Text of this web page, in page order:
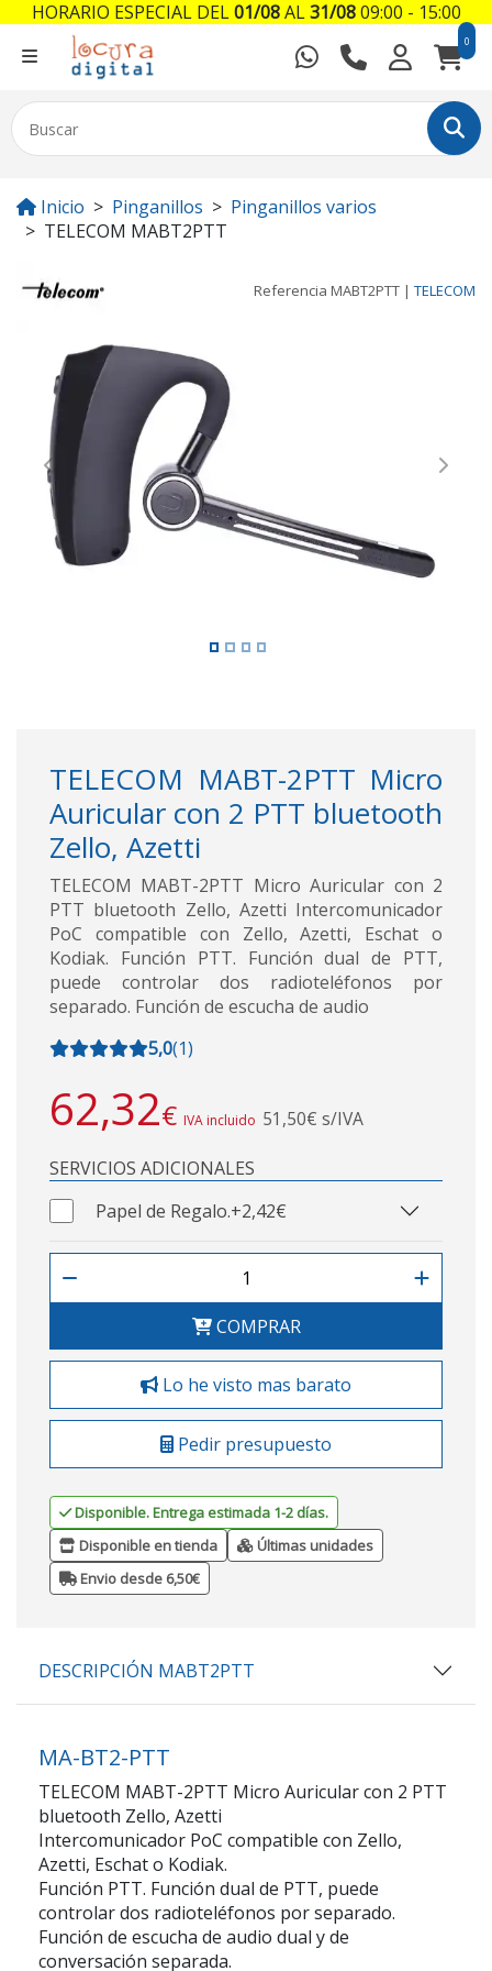
0
Inicio Pinganillos
Pinganillos varios
TELECOM MABT2PTT
Referencia MABT2PTT | TELECOM
Previous Next
TELECOM MABT-2PTT Micro
Auricular con 2 PTT bluetooth
Zello, Azetti
TELECOM MABT-2PTT Micro Auricular con 2
PTT bluetooth Zello, Azetti Intercomunicador
PoC compatible con Zello, Azetti, Eschat o
Kodiak. Función PTT. Función dual de PTT,
puede controlar dos radioteléfonos por
separado. Función de escucha de audio
5,0(1)
62,32€ IVA incluido 51,50€ s/IVA
SERVICIOS ADICIONALES
Papel de Regalo.+2,42€
COMPRAR
Lo he visto mas barato
Pedir presupuesto
Disponible. Entrega estimada 1-2 días.
Disponible en tienda
Últimas unidades
Envio desde 6,50€
DESCRIPCIÓN MABT2PTT
MA-BT2-PTT
TELECOM MABT-2PTT Micro Auricular con 2 PTT
bluetooth Zello, Azetti
Intercomunicador PoC compatible con Zello,
Azetti, Eschat o Kodiak.
Función PTT. Función dual de PTT, puede
controlar dos radioteléfonos por separado.
Función de escucha de audio dual y de
conversación separada.
HORARIO ESPECIAL DEL01/08AL31/0809:00 - 15:00